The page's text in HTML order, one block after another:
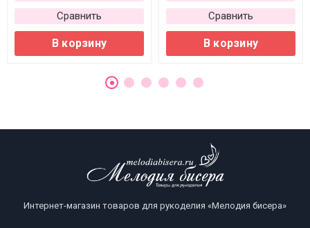
Сравнить
В корзину
Сравнить
В корзину
Интернет-магазин товаров для рукоделия «Мелодия бисера»